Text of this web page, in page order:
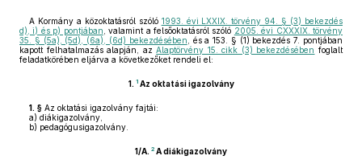
A Kormány a közoktatásról szóló 1993. évi LXXIX. törvény 94. § (3) bekezdés
d), i) és p) pontjában , valamint a felsőoktatásról szóló 2005. évi CXXXIX. törvény
35. § (5a), (5d), (6a), (6d) bekezdésében , és a 153. § (1) bekezdés 7. pontjában
kapott felhatalmazás alapján, azAlaptörvény 15. cikk (3) bekezdésében foglalt
feladatkörében eljárva a következőket rendeli el:
1. 1Az oktatási igazolvány
1. § Az oktatási igazolvány fajtái:
a) diákigazolvány,
b) pedagógusigazolvány.
1/A. 2 A diákigazolvány